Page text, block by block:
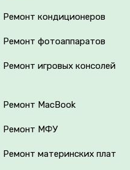
Ремонт кондиционеров
Ремонт фотоаппаратов
Ремонт игровых консолей
Ремонт MacBook
Ремонт МФУ
Ремонт материнских плат